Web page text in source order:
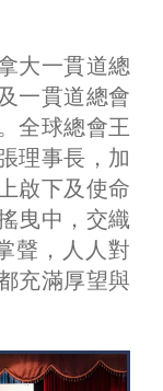
大一貫道總
一貫道總會
全球總會王
理事長，加
啟下及使命
曳中，交織
聲，人人對
充滿厚望與